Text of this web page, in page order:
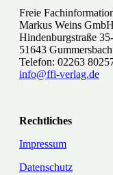
Freie
Markus Weins
Hindenburgstraße
51643 Gummersbach
Telefon: 02263
info@ffi-verlag.de
Rechtliches
Impressum
Datenschutz